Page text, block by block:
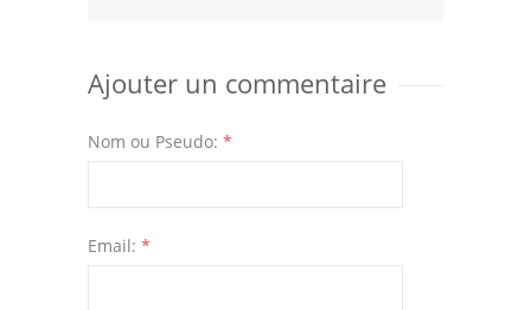
Ajouter un commentaire
Nom ou Pseudo: *
Email: *